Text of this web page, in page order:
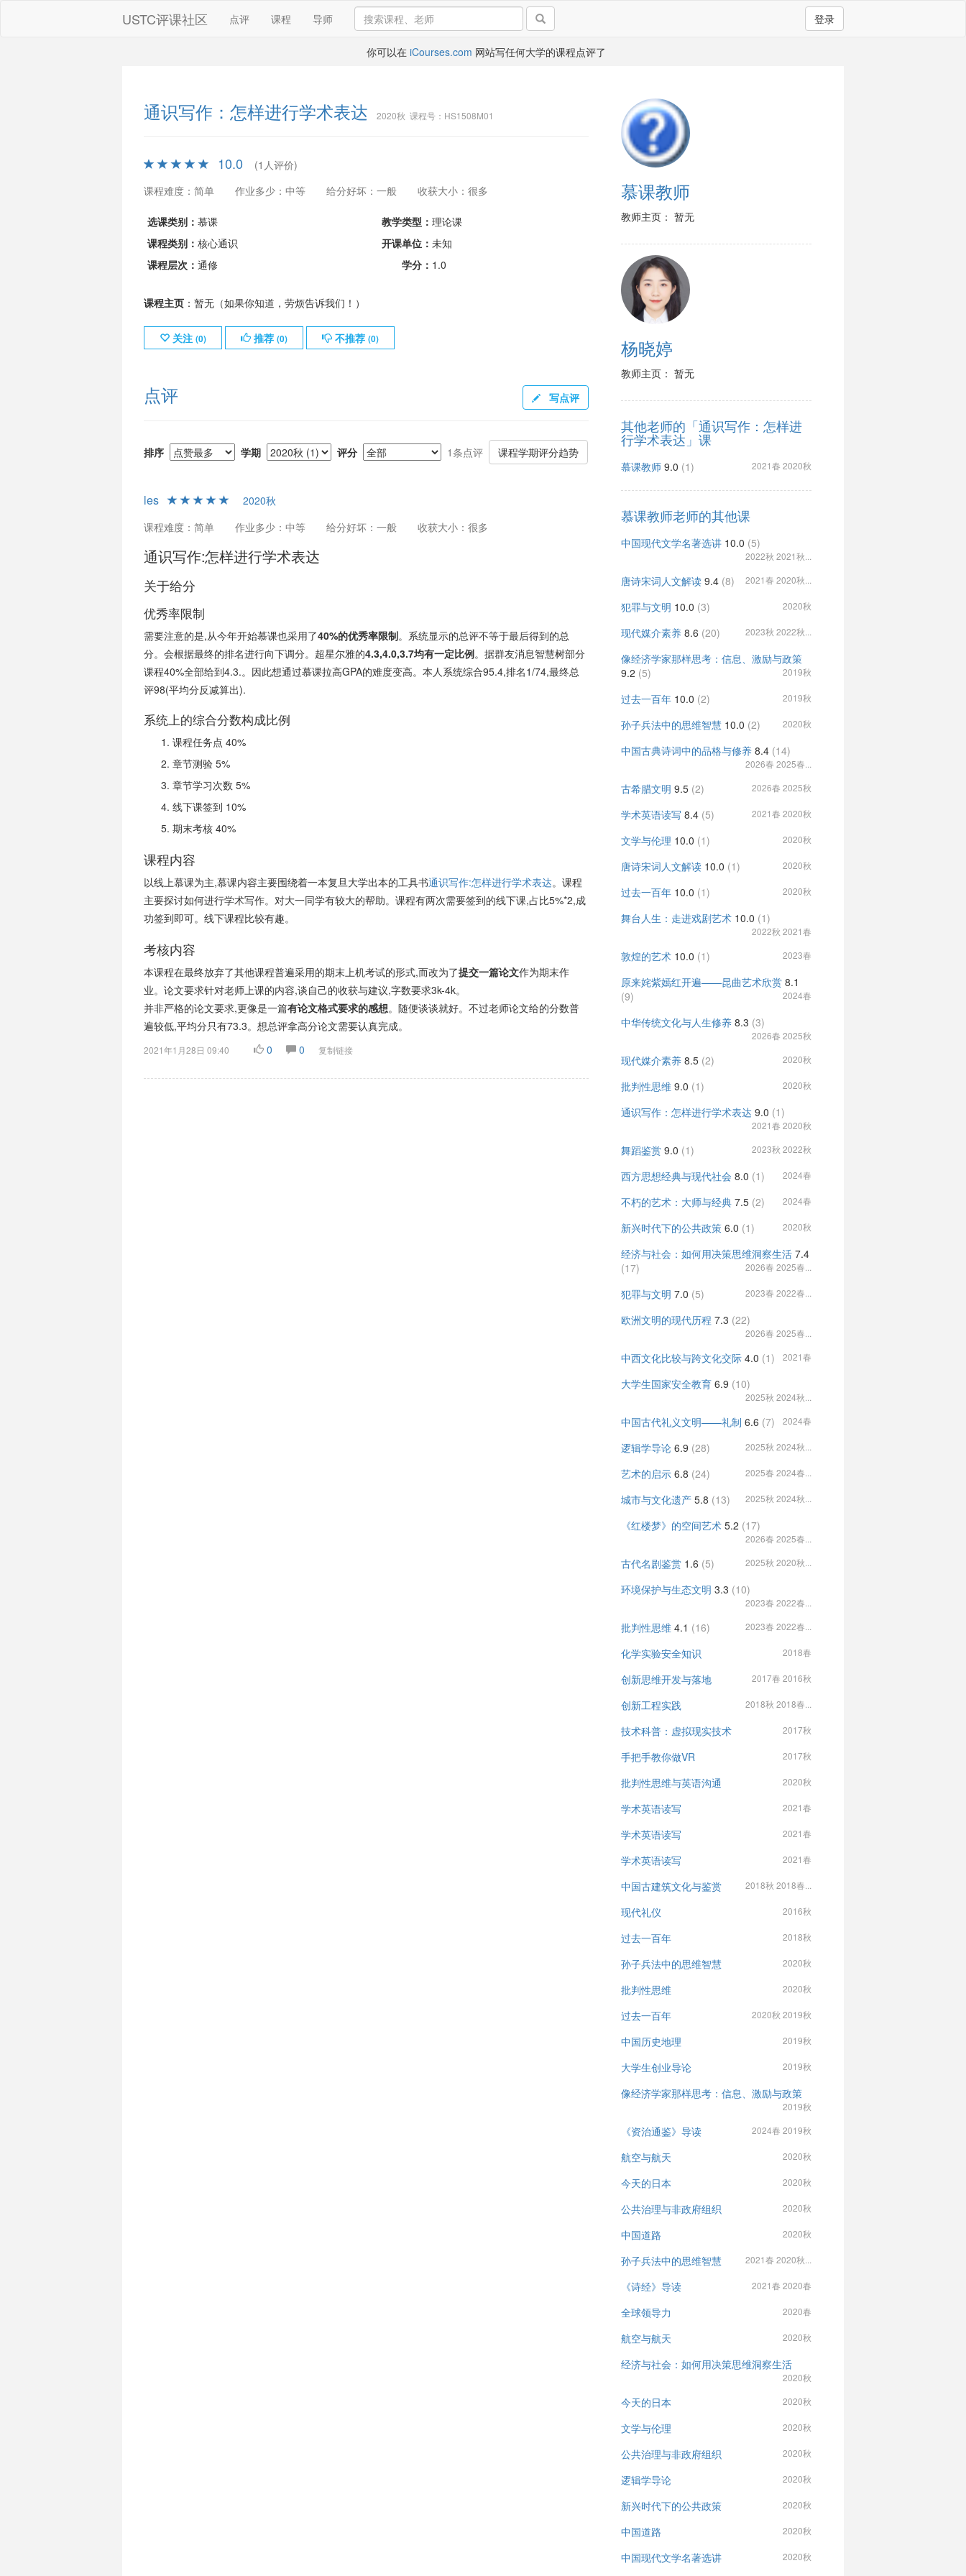
USTC评课社区 点评 课程 导师 登录
你可以在 iCourses.com 网站写任何大学的课程点评了
通识写作：怎样进行学术表达 2020秋 课程号：HS1508M01
10.0
(1人评价)
课程难度：简单
作业多少：中等 给分好坏：一般 收获大小：很多
选课类别： 慕课 教学类型： 理论课
课程类别： 核心通识 开课单位： 未知
课程层次： 通修 学分： 1.0
课程主页：暂无（如果你知道，劳烦告诉我们！）
关注 (0) 推荐 (0) 不推荐 (0)
点评 写点评
排序 学期 评分 1条点评 课程学期评分趋势
les
2020秋
课程难度：简单
作业多少：中等 给分好坏：一般 收获大小：很多
通识写作:怎样进行学术表达
关于给分
优秀率限制
需要注意的是,从今年开始慕课也采用了40%的优秀率限制。系统显示的总评不等于最后得到的总
分。会根据最终的排名进行向下调分。超星尔雅的4.3,4.0,3.7均有一定比例。据群友消息智慧树部分
课程40%全部给到4.3.。因此想通过慕课拉高GPA的难度变高。本人系统综合95.4,排名1/74,最终总
评98(平均分反减算出).
系统上的综合分数构成比例
课程任务点 40%
章节测验 5%
章节学习次数 5%
线下课签到 10%
期末考核 40%
课程内容
以线上慕课为主,慕课内容主要围绕着一本复旦大学出本的工具书通识写作:怎样进行学术表达。课程
主要探讨如何进行学术写作。对大一同学有较大的帮助。课程有两次需要签到的线下课,占比5%*2,成
功签到即可。线下课程比较有趣。
考核内容
本课程在最终放弃了其他课程普遍采用的期末上机考试的形式,而改为了提交一篇论文作为期末作
业。论文要求针对老师上课的内容,谈自己的收获与建议,字数要求3k-4k。
并非严格的论文要求,更像是一篇有论文格式要求的感想。随便谈谈就好。不过老师论文给的分数普
遍较低,平均分只有73.3。想总评拿高分论文需要认真完成。
2021年1月28日 09:40 0 0 复制链接
慕课教师
教师主页： 暂无
杨晓婷
教师主页： 暂无
其他老师的「通识写作：怎样进
行学术表达」课
慕课教师 9.0 (1) 2021春 2020秋
慕课教师老师的其他课
中国现代文学名著选讲 10.0 (5)
2022秋 2021秋...
唐诗宋词人文解读 9.4 (8) 2021春 2020秋...
犯罪与文明 10.0 (3) 2020秋
现代媒介素养 8.6 (20) 2023秋 2022秋...
像经济学家那样思考：信息、激励与政策
9.2 (5) 2019秋
过去一百年 10.0 (2) 2019秋
孙子兵法中的思维智慧 10.0 (2) 2020秋
中国古典诗词中的品格与修养 8.4 (14)
2026春 2025春...
古希腊文明 9.5 (2) 2026春 2025秋
学术英语读写 8.4 (5) 2021春 2020秋
文学与伦理 10.0 (1) 2020秋
唐诗宋词人文解读 10.0 (1) 2020秋
过去一百年 10.0 (1) 2020秋
舞台人生：走进戏剧艺术 10.0 (1)
2022秋 2021春
敦煌的艺术 10.0 (1) 2023春
原来姹紫嫣红开遍——昆曲艺术欣赏 8.1
(9)
2024春
中华传统文化与人生修养 8.3 (3)
2026春 2025秋
现代媒介素养 8.5 (2) 2020秋
批判性思维 9.0 (1) 2020秋
通识写作：怎样进行学术表达 9.0 (1)
2021春 2020秋
舞蹈鉴赏 9.0 (1) 2023秋 2022秋
西方思想经典与现代社会 8.0 (1) 2024春
不朽的艺术：大师与经典 7.5 (2) 2024春
新兴时代下的公共政策 6.0 (1) 2020秋
经济与社会：如何用决策思维洞察生活 7.4
(17)
2026春 2025春...
犯罪与文明 7.0 (5) 2023春 2022春...
欧洲文明的现代历程 7.3 (22)
2026春 2025春...
中西文化比较与跨文化交际 4.0 (1) 2021春
大学生国家安全教育 6.9 (10)
2025秋 2024秋...
中国古代礼义文明——礼制 6.6 (7) 2024春
逻辑学导论 6.9 (28) 2025秋 2024秋...
艺术的启示 6.8 (24) 2025春 2024春...
城市与文化遗产 5.8 (13) 2025秋 2024秋...
《红楼梦》的空间艺术 5.2 (17)
2026春 2025春...
古代名剧鉴赏 1.6 (5) 2025秋 2020秋...
环境保护与生态文明 3.3 (10)
2023春 2022春...
批判性思维 4.1 (16) 2023春 2022春...
化学实验安全知识 2018春
创新思维开发与落地 2017春 2016秋
创新工程实践 2018秋 2018春...
技术科普：虚拟现实技术 2017秋
手把手教你做VR 2017秋
批判性思维与英语沟通 2020秋
学术英语读写 2021春
学术英语读写 2021春
学术英语读写 2021春
中国古建筑文化与鉴赏 2018秋 2018春...
现代礼仪 2016秋
过去一百年 2018秋
孙子兵法中的思维智慧 2020秋
批判性思维 2020秋
过去一百年 2020秋 2019秋
中国历史地理 2019秋
大学生创业导论 2019秋
像经济学家那样思考：信息、激励与政策
2019秋
《资治通鉴》导读 2024春 2019秋
航空与航天 2020秋
今天的日本 2020秋
公共治理与非政府组织 2020秋
中国道路 2020秋
孙子兵法中的思维智慧 2021春 2020秋...
《诗经》导读 2021春 2020春
全球领导力 2020春
航空与航天 2020秋
经济与社会：如何用决策思维洞察生活
2020秋
今天的日本 2020秋
文学与伦理 2020秋
公共治理与非政府组织 2020秋
逻辑学导论 2020秋
新兴时代下的公共政策 2020秋
中国道路 2020秋
中国现代文学名著选讲 2020秋